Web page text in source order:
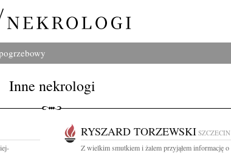
Inne nekrologi
RYSZARD TORZEWSKI SZCZECIN
Z wielkim smutkiem i żalem przyjąłem informację o